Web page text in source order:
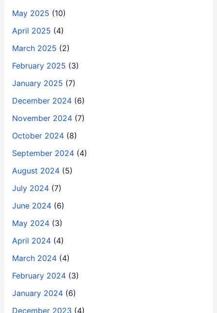
May 2025 (10)
April 2025 (4)
March 2025 (2)
February 2025 (3)
January 2025 (7)
December 2024(6)
November 2024(7)
October 2024(8)
September 2024(4)
August 2024(5)
July 2024(7)
June 2024(6)
May 2024(3)
April 2024(4)
March 2024(4)
February 2024(3)
January 2024(6)
December 2023 (4)